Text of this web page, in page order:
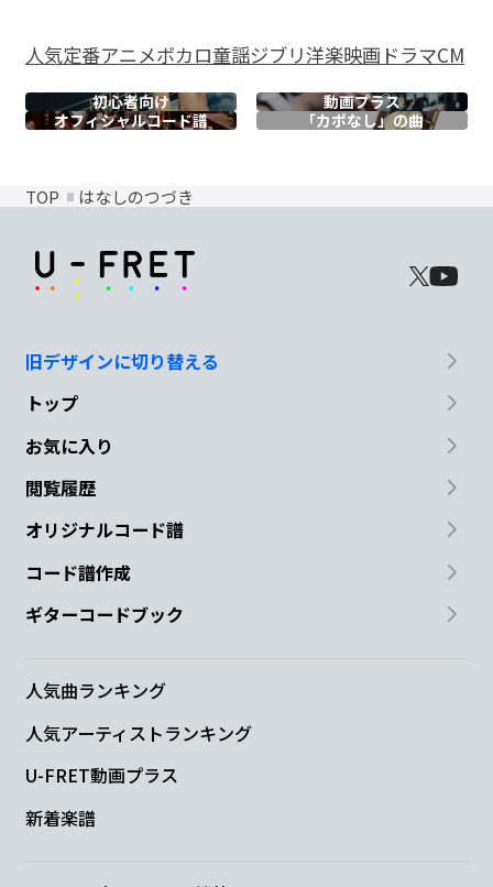
人気定番アニメボカロ童謡ジブリ洋楽映画ドラマCM
初心者向け
動画プラス
オフィシャルコード譜 「カポなし」の曲
TOP はなしのつづき
旧デザインに切り替える
トップ
お気に入り
閲覧履歴
オリジナルコード譜
コード譜作成
ギターコードブック
人気曲ランキング
人気アーティストランキング
U-FRET動画プラス
新着楽譜